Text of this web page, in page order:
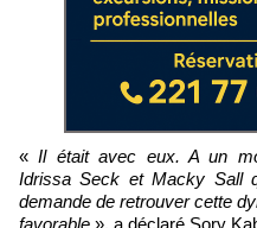
«Il était avec eux. A un moment, c’était Abdoulaye Wade,
Idrissa Seck et Macky Sall
demande de retrouver cette
favorable », a déclaré Sory